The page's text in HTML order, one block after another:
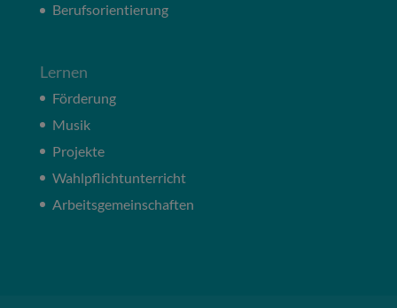
Berufsorientierung
Lernen
Förderung
Musik
Projekte
Wahlpflichtunterricht
Arbeitsgemeinschaften